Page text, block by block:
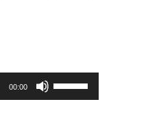
00:00
Pfeiltasten
Hoch/Runter